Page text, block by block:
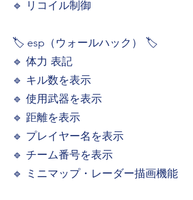
🔹 リコイル制御
🏷️ esp（ウォールハック） 🏷️
🔹 体力 表記
🔹 キル数を表示
🔹 使用武器を表示
🔹 距離を表示
🔹 プレイヤー名を表示
🔹 チーム番号を表示
🔹 ミニマップ・レーダー描画機能